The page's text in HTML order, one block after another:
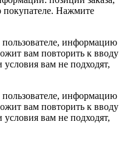
Нажмите
информацию
вам повторить к вводу
вам не подходят,
информацию
вам повторить к вводу
вам не подходят,